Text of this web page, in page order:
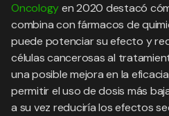
Oncologyen 2020 destacó
combina con fármacos de
puede potenciar su efecto y
células cancerosas al
una posible mejora en la
permitir el uso de dosis más
a su vez reduciría los efectos